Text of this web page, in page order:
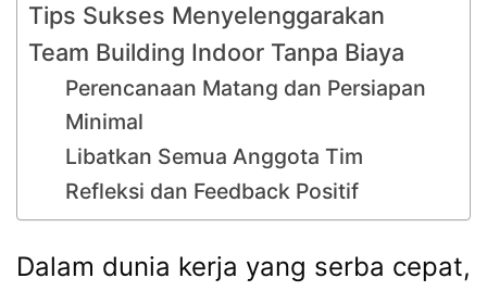
Tips Sukses Menyelenggarakan
Team Building Indoor Tanpa Biaya
Perencanaan Matang dan Persiapan
Minimal
Libatkan Semua Anggota Tim
Refleksi dan Feedback Positif
Dalam dunia kerja yang serba cepat,